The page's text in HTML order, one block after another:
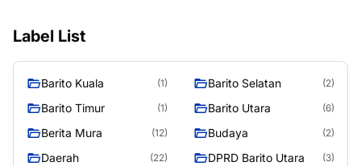
Label List
Barito Kuala (1) Barito Selatan (2)
Barito Timur (1) Barito Utara (6)
Berita Mura (12) Budaya (2)
Daerah (22) DPRD Barito Utara (3)